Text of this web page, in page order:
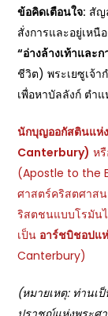
ข้อคิดเตือนใจ: สัญ
สั่งการและอยู่เห
“อ่างล้างเท้าและก
ชีวิต) พระเยซูเจ้า
เพื่อหาบัลลังก์ ตำ
นักบุญออกัสตินแห่
Canterbury) ห
(Apostle to the
ศาสตร์คริสตศาส
ริสตชนแบบโรมัน
เป็น อาร์ชบิชอปแ
Canterbury)
(หมายเหตุ: ท่าน